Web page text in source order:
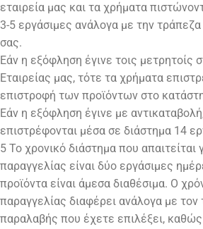
εταιρεία μας και τα χρήματα
3-5 εργάσιμες ανάλογα με την
σας.
Εάν η εξόφληση έγινε τοις μετρητοίς
Εταιρείας μας, τότε τα χρήματα
επιστροφή των προϊόντων στο
Εάν η εξόφληση έγινε με
επιστρέφονται μέσα σε διάστημα 14
5 Το χρονικό διάστημα που απαιτείται
παραγγελίας είναι δύο εργάσιμες
προϊόντα είναι άμεσα διαθέσιμα. Ο
παραγγελίας διαφέρει ανάλογα με
παραλαβής που έχετε επιλέξει, καθώς